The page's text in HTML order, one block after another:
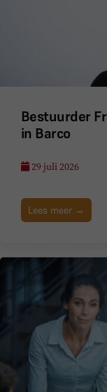
Bestuurder
in Barco
29 juli 2026
Lees meer →